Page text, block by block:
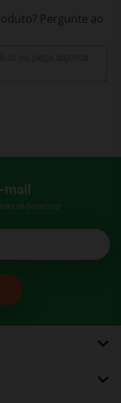
Pergunte ao
mail
da Bumerang!